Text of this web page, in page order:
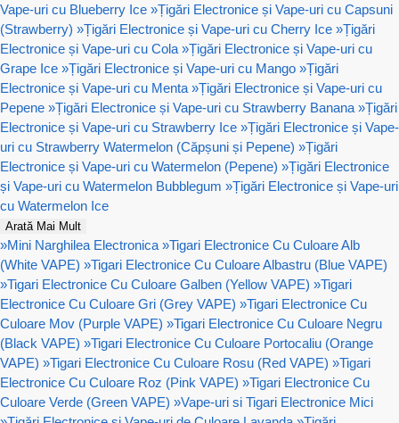
Vape-uri cu Blueberry Ice »Țigări Electronice și Vape-uri cu Capsuni
(Strawberry) »Țigări Electronice și Vape-uri cu Cherry Ice »Țigări
Electronice și Vape-uri cu Cola »Țigări Electronice și Vape-uri cu
Grape Ice »Țigări Electronice și Vape-uri cu Mango »Țigări
Electronice și Vape-uri cu Menta »Țigări Electronice și Vape-uri cu
Pepene »Țigări Electronice și Vape-uri cu Strawberry Banana »Țigări
Electronice și Vape-uri cu Strawberry Ice »Țigări Electronice și Vape-
uri cu Strawberry Watermelon (Căpșuni și Pepene) »Țigări
Electronice și Vape-uri cu Watermelon (Pepene) »Țigări Electronice
și Vape-uri cu Watermelon Bubblegum »Țigări Electronice și Vape-uri
cu Watermelon Ice
Arată Mai Mult
»Mini Narghilea Electronica »Tigari Electronice Cu Culoare Alb
(White VAPE) »Tigari Electronice Cu Culoare Albastru (Blue VAPE)
»Tigari Electronice Cu Culoare Galben (Yellow VAPE) »Tigari
Electronice Cu Culoare Gri (Grey VAPE) »Tigari Electronice Cu
Culoare Mov (Purple VAPE) »Tigari Electronice Cu Culoare Negru
(Black VAPE) »Tigari Electronice Cu Culoare Portocaliu (Orange
VAPE) »Tigari Electronice Cu Culoare Rosu (Red VAPE) »Tigari
Electronice Cu Culoare Roz (Pink VAPE) »Tigari Electronice Cu
Culoare Verde (Green VAPE) »Vape-uri si Tigari Electronice Mici